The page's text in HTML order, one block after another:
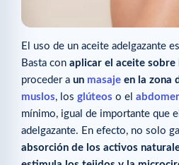
El uso de un aceite adelgazante
Basta con aplicar el aceite sobre
proceder a un masaje en la zona
muslos, los glúteos o el
mínimo, igual de importante que
adelgazante. En efecto, no solo
absorción de los activos